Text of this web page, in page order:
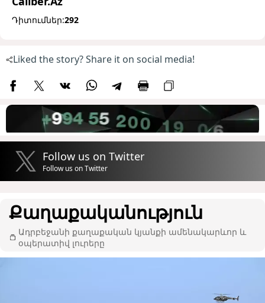
Դիտումներ:292
Liked the story? Share it on social media!
Follow us on Twitter
Follow us on Twitter
Քաղաքականություն
Ադրբեջանի քաղաքական կյանքի ամենակարևոր և
օպերատիվ լուրերը